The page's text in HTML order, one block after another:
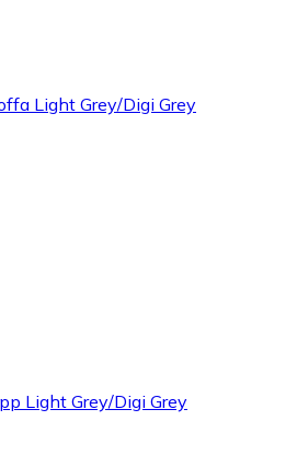
Light Grey/Digi Grey
Light Grey/Digi Grey